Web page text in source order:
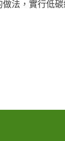
法，實行低